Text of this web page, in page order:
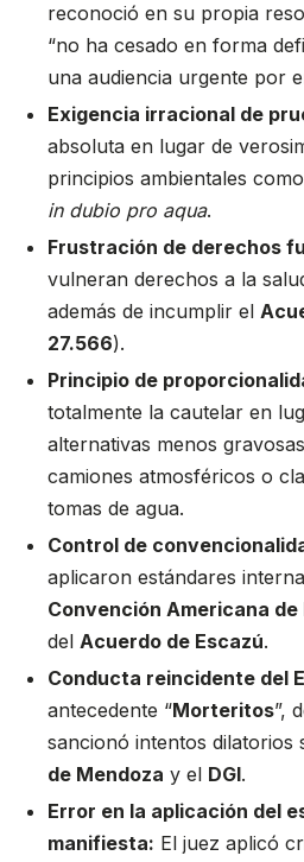
reconoció en su propia
“no ha cesado en forma
una audiencia urgente por
Exigencia irracional de
absoluta en lugar de
principios ambientales como
in dubio pro aqua.
Frustración de derechos
vulneran derechos a la
además de incumplir el
27.566).
Principio de
totalmente la cautelar en
alternativas menos
camiones atmosféricos o
tomas de agua.
Control de
aplicaron estándares
Convención Americana
del Acuerdo de Escazú.
Conducta reincidente del
antecedente “Morteritos”,
sancionó intentos dilatorios
de Mendoza y el DGI.
Error en la aplicación del
manifiesta: El juez aplicó